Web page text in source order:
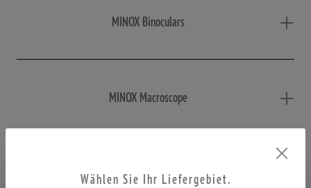
MINOX Binoculars
MINOX Macroscope
MINOX Spotting Scope & Tripod
Wählen Sie Ihr Liefergebiet.